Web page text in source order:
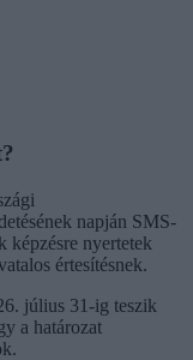
napján SMS-
képzésre nyertetek
értesítésnek.
július 31-ig teszik
a határozat